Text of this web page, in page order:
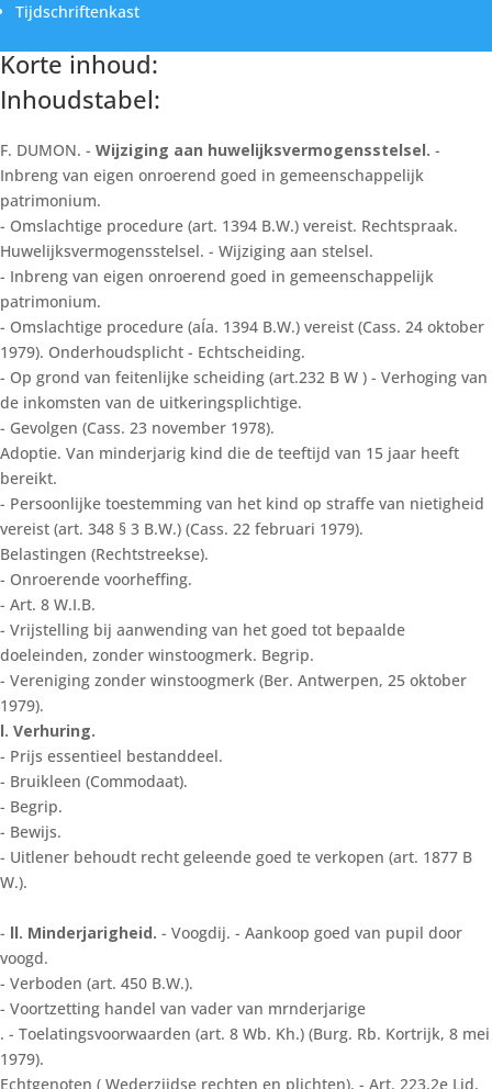
Tijdschriftenkast
Korte inhoud:
Inhoudstabel:
F. DUMON. - Wijziging aan huwelijksvermogensstelsel. -
Inbreng van eigen onroerend goed in gemeenschappelijk
patrimonium.
- Omslachtige procedure (art. 1394 B.W.) vereist. Rechtspraak.
Huwelijksvermogensstelsel. - Wijziging aan stelsel.
- Inbreng van eigen onroerend goed in gemeenschappelijk
patrimonium.
- Omslachtige procedure (aÍa. 1394 B.W.) vereist (Cass. 24 oktober
1979). Onderhoudsplicht - Echtscheiding.
- Op grond van feitenlijke scheiding (art.232 B W ) - Verhoging van
de inkomsten van de uitkeringsplichtige.
- Gevolgen (Cass. 23 november 1978).
Adoptie. Van minderjarig kind die de teeftijd van 15 jaar heeft
bereikt.
- Persoonlijke toestemming van het kind op straffe van nietigheid
vereist (art. 348 § 3 B.W.) (Cass. 22 februari 1979).
Belastingen (Rechtstreekse).
- Onroerende voorheffing.
- Art. 8 W.I.B.
- Vrijstelling bij aanwending van het goed tot bepaalde
doeleinden, zonder winstoogmerk. Begrip.
- Vereniging zonder winstoogmerk (Ber. Antwerpen, 25 oktober
1979).
l. Verhuring.
- Prijs essentieel bestanddeel.
- Bruikleen (Commodaat).
- Begrip.
- Bewijs.
- Uitlener behoudt recht geleende goed te verkopen (art. 1877 B
W.).
- ll. Minderjarigheid. - Voogdij. - Aankoop goed van pupil door
voogd.
- Verboden (art. 450 B.W.).
- Voortzetting handel van vader van mrnderjarige
. - Toelatingsvoorwaarden (art. 8 Wb. Kh.) (Burg. Rb. Kortrijk, 8 mei
1979).
Echtgenoten ( Wederzijdse rechten en plichten). - Art. 223,2e Lid,